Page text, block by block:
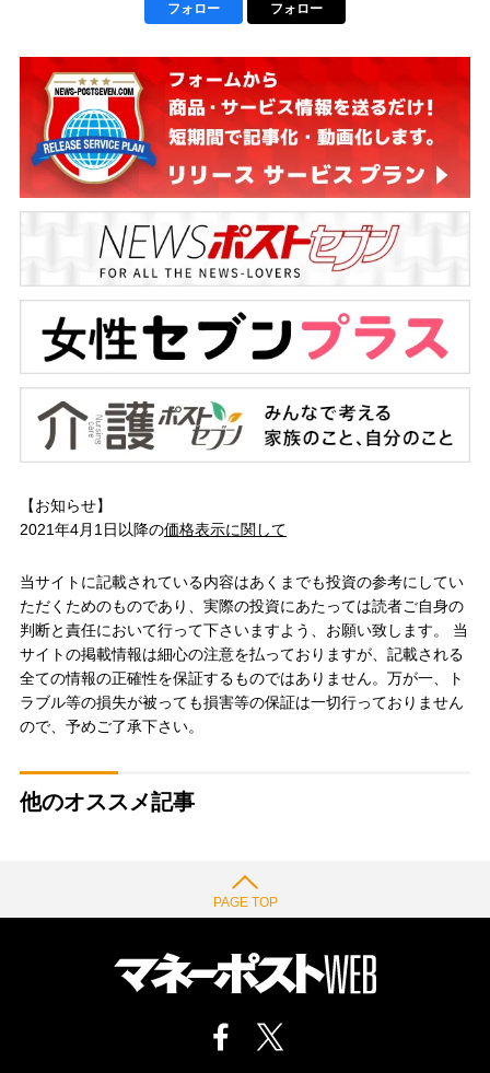
フォロー フォロー
【お知らせ】
2021年4月1日以降の価格表示に関して
当サイトに記載されている内容はあくまでも投資の参考にしてい
ただくためのものであり、実際の投資にあたっては読者ご自身の
判断と責任において行って下さいますよう、お願い致します。 当
サイトの掲載情報は細心の注意を払っておりますが、記載される
全ての情報の正確性を保証するものではありません。万が一、ト
ラブル等の損失が被っても損害等の保証は一切行っておりません
ので、予めご了承下さい。
他のオススメ記事
PAGE TOP